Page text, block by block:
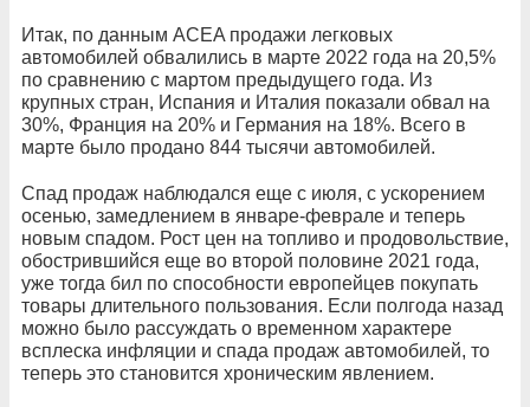
Итак, по данным ACEA продажи легковых
автомобилей обвалились в марте 2022 года на 20,5%
по сравнению с мартом предыдущего года. Из
крупных стран, Испания и Италия показали обвал на
30%, Франция на 20% и Германия на 18%. Всего в
марте было продано 844 тысячи автомобилей.
Спад продаж наблюдался еще с июля, с ускорением
осенью, замедлением в январе-феврале и теперь
новым спадом. Рост цен на топливо и продовольствие,
обострившийся еще во второй половине 2021 года,
уже тогда бил по способности европейцев покупать
товары длительного пользования. Если полгода назад
можно было рассуждать о временном характере
всплеска инфляции и спада продаж автомобилей, то
теперь это становится хроническим явлением.